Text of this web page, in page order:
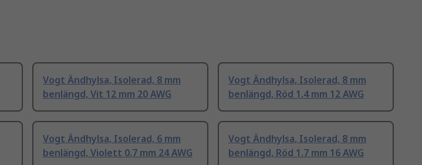
Vogt Ändhylsa, Isolerad, 8 mm
benlängd, Vit 12 mm 20 AWG
Vogt Ändhylsa, Isolerad, 8 mm
benlängd, Röd 1.4 mm 12 AWG
Vogt Ändhylsa, Isolerad, 6 mm
benlängd, Violett 0.7 mm 24 AWG
Vogt Ändhylsa, Isolerad, 8 mm
benlängd, Röd 1.7 mm 16 AWG